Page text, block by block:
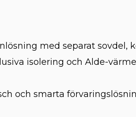
med separat sovdel,
isolering och Alde-
och smarta